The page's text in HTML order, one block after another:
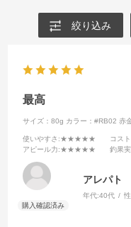
絞り込み
最高
サイズ：80g カラー：#RB02 赤
使いやすさ :★★★★★ コスト
アピール力:★★★★★ 釣果
アレパト
年代:40代